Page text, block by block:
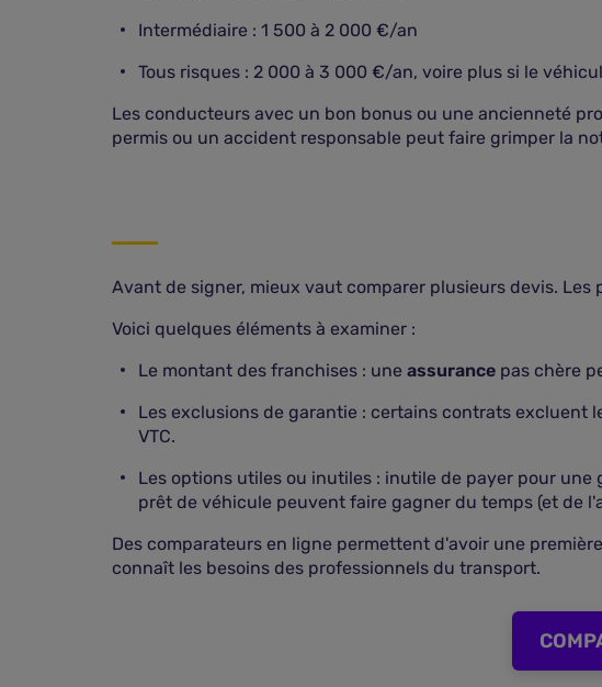
Intermédiaire : 1 500 à 2 000 €/an
Tous risques : 2 000 à 3 000 €/an, voire plus si le
Les conducteurs avec un bon bonus ou une ancienneté
permis ou un accident responsable peut faire grimper la
Avant de signer, mieux vaut comparer plusieurs devis.
Voici quelques éléments à examiner :
Le montant des franchises : une assurance pas chère
Les exclusions de garantie : certains contrats excluent
VTC.
Les options utiles ou inutiles : inutile de payer pour
prêt de véhicule peuvent faire gagner du temps (et de
Des comparateurs en ligne permettent d'avoir une
connaît les besoins des professionnels du transport.